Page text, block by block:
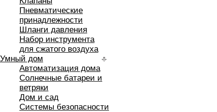
Пневматические
принадлежности
Шланги давления
Набор инструмента
для сжатого воздуха
Умный дом
Автоматизация дома
Солнечные батареи и
ветряки
Дом и сад
Системы безопасности